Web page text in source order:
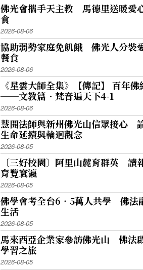
佛光會攜手天主教 馬德里送暖愛
食
2026-08-06
協助弱勢家庭免飢餓 佛光人分裝
餐食
2026-08-06
《星雲大師全集》【傳記】 百年佛
──文教篇．梵音遍天下4-1
2026-08-06
慧開法師與新州佛光山信眾接心
生命延續與輪迴觀念
2026-08-05
〔三好校園〕阿里山麓育群英 讀
育覽寰瀛
2026-08-05
佛學會考全台6‧5萬人共學 佛法
生活
2026-08-05
馬來西亞企業家參訪佛光山 佛法
學習之旅
2026-08-05